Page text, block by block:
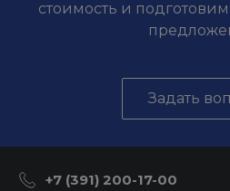
стоимость и
Задать
+7 (391) 200-17-00